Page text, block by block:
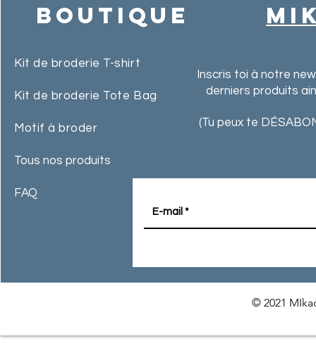
Boutique
Kit de broderie T-shirt
Kit de broderie Tote Bag
Motif à broder
Tous nos produits
FAQ
Inscris toi à notre
derniers produits
(Tu peux te
© 2021